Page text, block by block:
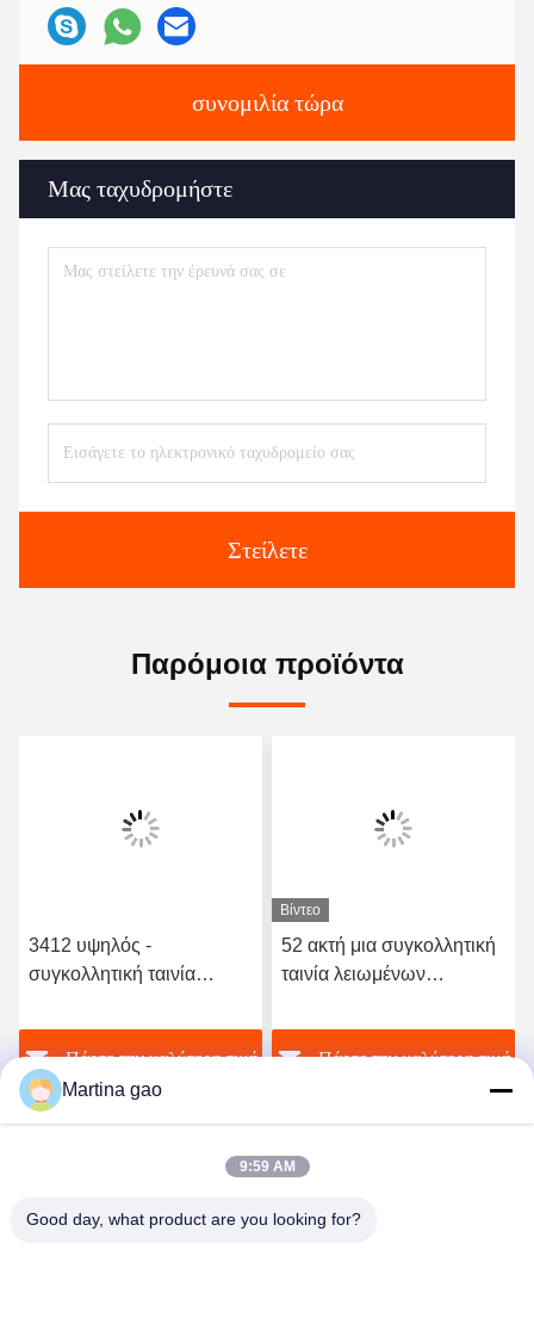
συνομιλία τώρα
Μας ταχυδρομήστε
Στείλετε
Παρόμοια προϊόντα
3412 υψηλός -
συγκολλητική ταινία
ποιοτικού ελαστική
πολυουρεθάνιου καυτή
Πάρτε την καλύτερη τιμή
Βίντεο
52 ακτή μια συγκολλητική
ταινία λειωμένων
TPU καυτή για το άνευ
ραφής εσώρουχο
Πάρτε την καλύτερη τιμή
Shenzhen Tunsing Plastic Products Co., Ltd.
Martina gao
9:59 AM
Good day, what product are you looking for?